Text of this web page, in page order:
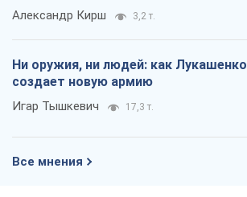
Александр Кирш 3,2 т.
Ни оружия, ни людей: как Лукашенко
создает новую армию
Игар Тышкевич 17,3 т.
Все мнения